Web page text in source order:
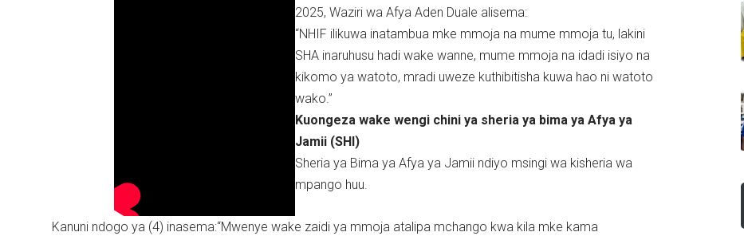
2025, Waziri wa Afya Aden Duale alisema:
“NHIF ilikuwa inatambua mke mmoja na mume mmoja tu, lakini
SHA inaruhusu hadi wake wanne, mume mmoja na idadi isiyo na
kikomo ya watoto, mradi uweze kuthibitisha kuwa hao ni watoto
wako.”
Kuongeza wake wengi chini ya sheria ya bima ya Afya ya
Jamii (SHI)
Sheria ya Bima ya Afya ya Jamii ndiyo msingi wa kisheria wa
mpango huu.
Kanuni ndogo ya (4) inasema:“Mwenye wake zaidi ya mmoja atalipa mchango kwa kila mke kama